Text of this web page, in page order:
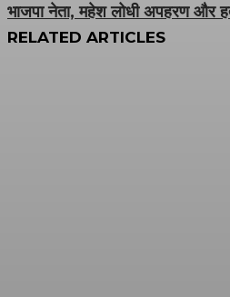
भाजपा नेता, महेश लोधी अपहरण और
RELATED ARTICLES